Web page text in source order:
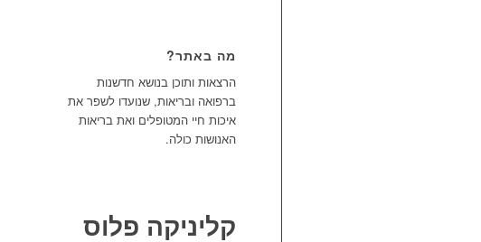
מה באתר?
הרצאות ותוכן בנושא חדשנות
ברפואה ובריאות, שנועדו לשפר את
איכות חיי המטופלים ואת בריאות
האנושות כולה.
קליניקה פלוס